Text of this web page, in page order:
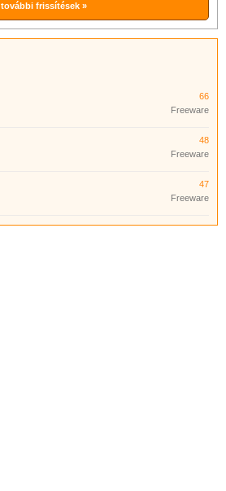
további frissítések »
66
Freeware
48
Freeware
47
Freeware